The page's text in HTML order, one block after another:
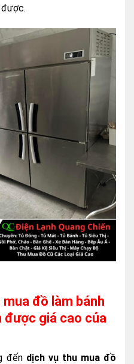
được.
đồ làm bánh
được giá cao của
đến dịch vụ thu mua đồ